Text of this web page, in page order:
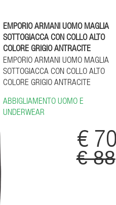
EMPORIO ARMANI UOMO MAGLIA
SOTTOGIACCA CON COLLO ALTO
COLORE GRIGIO ANTRACITE
EMPORIO ARMANI UOMO MAGLIA
SOTTOGIACCA CON COLLO ALTO
COLORE GRIGIO ANTRACITE
ABBIGLIAMENTO UOMO E
UNDERWEAR
€
€ 88